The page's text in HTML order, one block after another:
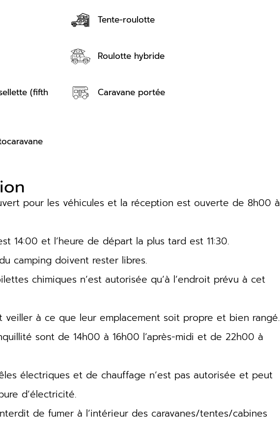
Tente-roulotte
Roulotte hybride
(fifth
Caravane portée
pour les véhicules et la réception est ouverte de 8h00 à
14:00 et l’heure de départ la plus tard est 11:30.
camping doivent rester libres.
chimiques n’est autorisée qu’à l’endroit prévu à cet
veiller à ce que leur emplacement soit propre et bien rangé.
sont de 14h00 à 16h00 l’après-midi et de 22h00 à
électriques et de chauffage n’est pas autorisée et peut
d’électricité.
de fumer à l’intérieur des caravanes/tentes/cabines